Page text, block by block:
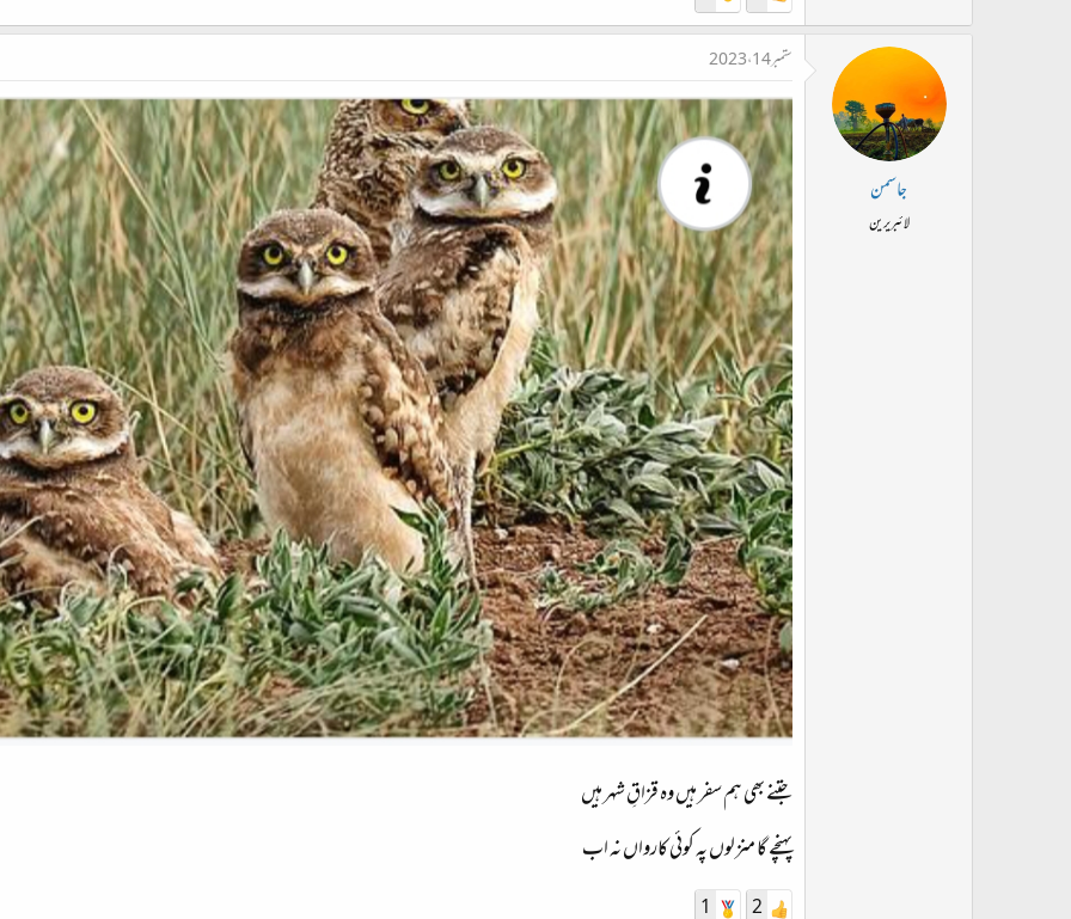
جاسمن
لائبریرین
ستمبر 14، 2023
جتنے بھی ہم سفر ہیں وہ قزاقِ شہر ہیں​
پہنچے گا منزلوں پہ کوئی کارواں نہ اب​
2
1